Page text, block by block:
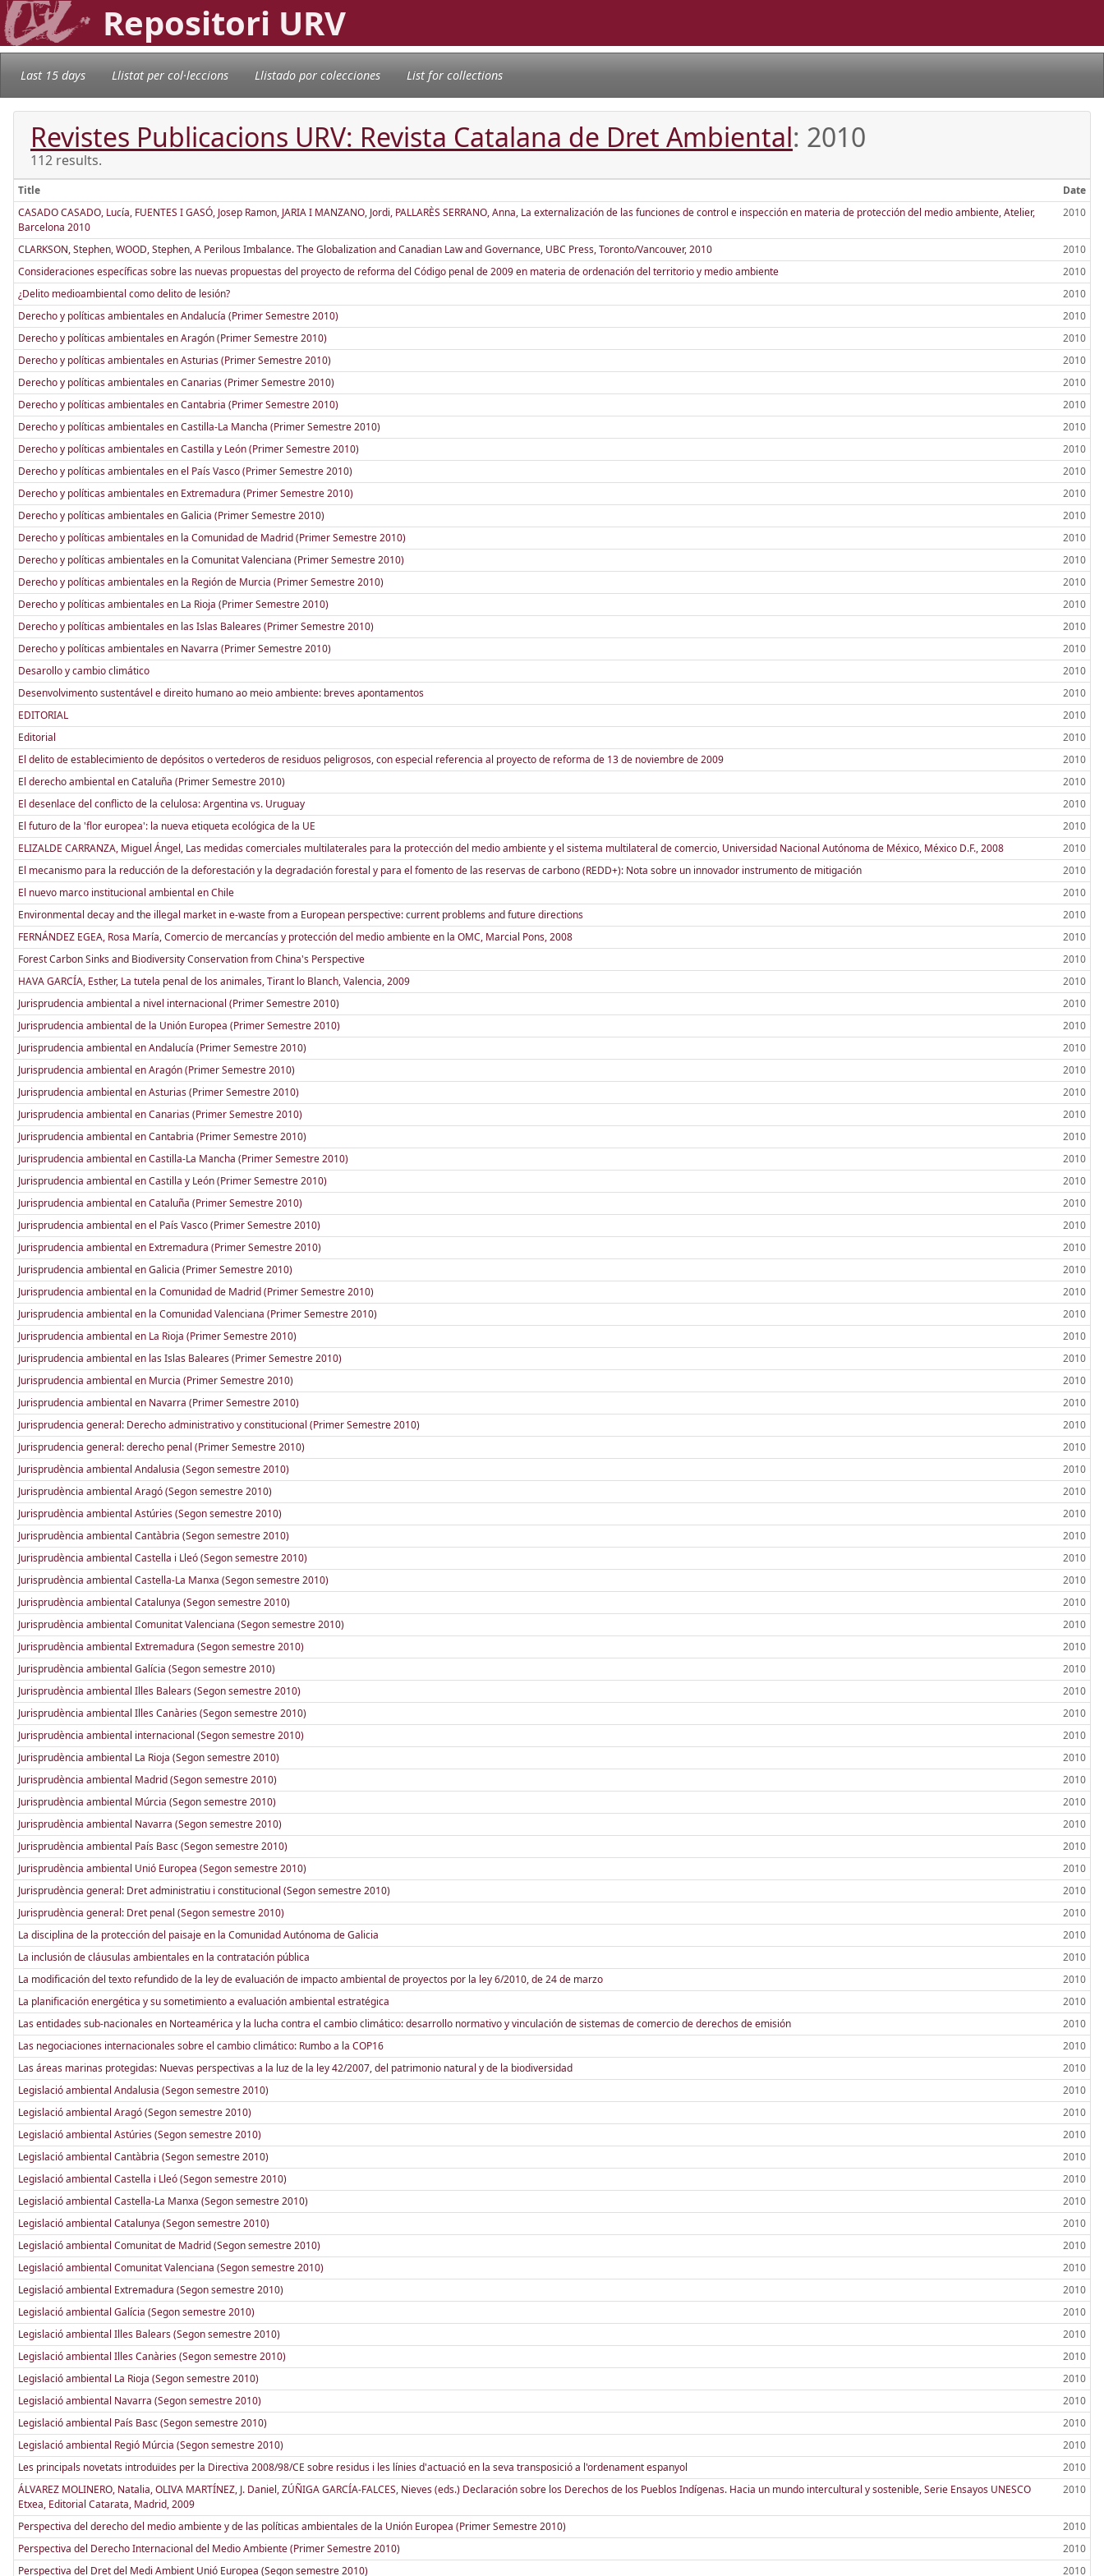
Repositori URV
Last 15 days Llistat per col·leccions Llistado por colecciones List for collections
Revistes Publicacions URV: Revista Catalana de Dret Ambiental: 2010
112 results.
Title
Date
CASADO CASADO, Lucía, FUENTES I GASÓ, Josep Ramon, JARIA I MANZANO, Jordi, PALLARÈS SERRANO, Anna, La externalización de las funciones de control e inspección en materia de protección del medio ambiente, Atelier,
Barcelona 2010
2010
CLARKSON, Stephen, WOOD, Stephen, A Perilous Imbalance. The Globalization and Canadian Law and Governance, UBC Press, Toronto/Vancouver, 2010
2010
Consideraciones específicas sobre las nuevas propuestas del proyecto de reforma del Código penal de 2009 en materia de ordenación del territorio y medio ambiente
2010
¿Delito medioambiental como delito de lesión?
2010
Derecho y políticas ambientales en Andalucía (Primer Semestre 2010)
2010
Derecho y políticas ambientales en Aragón (Primer Semestre 2010)
2010
Derecho y políticas ambientales en Asturias (Primer Semestre 2010)
2010
Derecho y políticas ambientales en Canarias (Primer Semestre 2010)
2010
Derecho y políticas ambientales en Cantabria (Primer Semestre 2010)
2010
Derecho y políticas ambientales en Castilla-La Mancha (Primer Semestre 2010)
2010
Derecho y políticas ambientales en Castilla y León (Primer Semestre 2010)
2010
Derecho y políticas ambientales en el País Vasco (Primer Semestre 2010)
2010
Derecho y políticas ambientales en Extremadura (Primer Semestre 2010)
2010
Derecho y políticas ambientales en Galicia (Primer Semestre 2010)
2010
Derecho y políticas ambientales en la Comunidad de Madrid (Primer Semestre 2010)
2010
Derecho y políticas ambientales en la Comunitat Valenciana (Primer Semestre 2010)
2010
Derecho y políticas ambientales en la Región de Murcia (Primer Semestre 2010)
2010
Derecho y políticas ambientales en La Rioja (Primer Semestre 2010)
2010
Derecho y políticas ambientales en las Islas Baleares (Primer Semestre 2010)
2010
Derecho y políticas ambientales en Navarra (Primer Semestre 2010)
2010
Desarollo y cambio climático
2010
Desenvolvimento sustentável e direito humano ao meio ambiente: breves apontamentos
2010
EDITORIAL
2010
Editorial
2010
El delito de establecimiento de depósitos o vertederos de residuos peligrosos, con especial referencia al proyecto de reforma de 13 de noviembre de 2009
2010
El derecho ambiental en Cataluña (Primer Semestre 2010)
2010
El desenlace del conflicto de la celulosa: Argentina vs. Uruguay
2010
El futuro de la 'flor europea': la nueva etiqueta ecológica de la UE
2010
ELIZALDE CARRANZA, Miguel Ángel, Las medidas comerciales multilaterales para la protección del medio ambiente y el sistema multilateral de comercio, Universidad Nacional Autónoma de México, México D.F., 2008
2010
El mecanismo para la reducción de la deforestación y la degradación forestal y para el fomento de las reservas de carbono (REDD+): Nota sobre un innovador instrumento de mitigación
2010
El nuevo marco institucional ambiental en Chile
2010
Environmental decay and the illegal market in e-waste from a European perspective: current problems and future directions
2010
FERNÁNDEZ EGEA, Rosa María, Comercio de mercancías y protección del medio ambiente en la OMC, Marcial Pons, 2008
2010
Forest Carbon Sinks and Biodiversity Conservation from China's Perspective
2010
HAVA GARCÍA, Esther, La tutela penal de los animales, Tirant lo Blanch, Valencia, 2009
2010
Jurisprudencia ambiental a nivel internacional (Primer Semestre 2010)
2010
Jurisprudencia ambiental de la Unión Europea (Primer Semestre 2010)
2010
Jurisprudencia ambiental en Andalucía (Primer Semestre 2010)
2010
Jurisprudencia ambiental en Aragón (Primer Semestre 2010)
2010
Jurisprudencia ambiental en Asturias (Primer Semestre 2010)
2010
Jurisprudencia ambiental en Canarias (Primer Semestre 2010)
2010
Jurisprudencia ambiental en Cantabria (Primer Semestre 2010)
2010
Jurisprudencia ambiental en Castilla-La Mancha (Primer Semestre 2010)
2010
Jurisprudencia ambiental en Castilla y León (Primer Semestre 2010)
2010
Jurisprudencia ambiental en Cataluña (Primer Semestre 2010)
2010
Jurisprudencia ambiental en el País Vasco (Primer Semestre 2010)
2010
Jurisprudencia ambiental en Extremadura (Primer Semestre 2010)
2010
Jurisprudencia ambiental en Galicia (Primer Semestre 2010)
2010
Jurisprudencia ambiental en la Comunidad de Madrid (Primer Semestre 2010)
2010
Jurisprudencia ambiental en la Comunidad Valenciana (Primer Semestre 2010)
2010
Jurisprudencia ambiental en La Rioja (Primer Semestre 2010)
2010
Jurisprudencia ambiental en las Islas Baleares (Primer Semestre 2010)
2010
Jurisprudencia ambiental en Murcia (Primer Semestre 2010)
2010
Jurisprudencia ambiental en Navarra (Primer Semestre 2010)
2010
Jurisprudencia general: Derecho administrativo y constitucional (Primer Semestre 2010)
2010
Jurisprudencia general: derecho penal (Primer Semestre 2010)
2010
Jurisprudència ambiental Andalusia (Segon semestre 2010)
2010
Jurisprudència ambiental Aragó (Segon semestre 2010)
2010
Jurisprudència ambiental Astúries (Segon semestre 2010)
2010
Jurisprudència ambiental Cantàbria (Segon semestre 2010)
2010
Jurisprudència ambiental Castella i Lleó (Segon semestre 2010)
2010
Jurisprudència ambiental Castella-La Manxa (Segon semestre 2010)
2010
Jurisprudència ambiental Catalunya (Segon semestre 2010)
2010
Jurisprudència ambiental Comunitat Valenciana (Segon semestre 2010)
2010
Jurisprudència ambiental Extremadura (Segon semestre 2010)
2010
Jurisprudència ambiental Galícia (Segon semestre 2010)
2010
Jurisprudència ambiental Illes Balears (Segon semestre 2010)
2010
Jurisprudència ambiental Illes Canàries (Segon semestre 2010)
2010
Jurisprudència ambiental internacional (Segon semestre 2010)
2010
Jurisprudència ambiental La Rioja (Segon semestre 2010)
2010
Jurisprudència ambiental Madrid (Segon semestre 2010)
2010
Jurisprudència ambiental Múrcia (Segon semestre 2010)
2010
Jurisprudència ambiental Navarra (Segon semestre 2010)
2010
Jurisprudència ambiental País Basc (Segon semestre 2010)
2010
Jurisprudència ambiental Unió Europea (Segon semestre 2010)
2010
Jurisprudència general: Dret administratiu i constitucional (Segon semestre 2010)
2010
Jurisprudència general: Dret penal (Segon semestre 2010)
2010
La disciplina de la protección del paisaje en la Comunidad Autónoma de Galicia
2010
La inclusión de cláusulas ambientales en la contratación pública
2010
La modificación del texto refundido de la ley de evaluación de impacto ambiental de proyectos por la ley 6/2010, de 24 de marzo
2010
La planificación energética y su sometimiento a evaluación ambiental estratégica
2010
Las entidades sub-nacionales en Norteamérica y la lucha contra el cambio climático: desarrollo normativo y vinculación de sistemas de comercio de derechos de emisión
2010
Las negociaciones internacionales sobre el cambio climático: Rumbo a la COP16
2010
Las áreas marinas protegidas: Nuevas perspectivas a la luz de la ley 42/2007, del patrimonio natural y de la biodiversidad
2010
Legislació ambiental Andalusia (Segon semestre 2010)
2010
Legislació ambiental Aragó (Segon semestre 2010)
2010
Legislació ambiental Astúries (Segon semestre 2010)
2010
Legislació ambiental Cantàbria (Segon semestre 2010)
2010
Legislació ambiental Castella i Lleó (Segon semestre 2010)
2010
Legislació ambiental Castella-La Manxa (Segon semestre 2010)
2010
Legislació ambiental Catalunya (Segon semestre 2010)
2010
Legislació ambiental Comunitat de Madrid (Segon semestre 2010)
2010
Legislació ambiental Comunitat Valenciana (Segon semestre 2010)
2010
Legislació ambiental Extremadura (Segon semestre 2010)
2010
Legislació ambiental Galícia (Segon semestre 2010)
2010
Legislació ambiental Illes Balears (Segon semestre 2010)
2010
Legislació ambiental Illes Canàries (Segon semestre 2010)
2010
Legislació ambiental La Rioja (Segon semestre 2010)
2010
Legislació ambiental Navarra (Segon semestre 2010)
2010
Legislació ambiental País Basc (Segon semestre 2010)
2010
Legislació ambiental Regió Múrcia (Segon semestre 2010)
2010
Les principals novetats introduïdes per la Directiva 2008/98/CE sobre residus i les línies d'actuació en la seva transposició a l'ordenament espanyol
2010
ÁLVAREZ MOLINERO, Natalia, OLIVA MARTÍNEZ, J. Daniel, ZÚÑIGA GARCÍA-FALCES, Nieves (eds.) Declaración sobre los Derechos de los Pueblos Indígenas. Hacia un mundo intercultural y sostenible, Serie Ensayos UNESCO
Etxea, Editorial Catarata, Madrid, 2009
2010
Perspectiva del derecho del medio ambiente y de las políticas ambientales de la Unión Europea (Primer Semestre 2010)
2010
Perspectiva del Derecho Internacional del Medio Ambiente (Primer Semestre 2010)
2010
Perspectiva del Dret del Medi Ambient Unió Europea (Segon semestre 2010)
2010